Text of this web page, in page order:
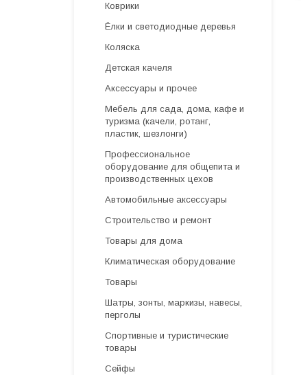
Коврики
Ёлки и светодиодные деревья
Коляска
Детская качеля
Аксессуары и прочее
Мебель для сада, дома, кафе и
туризма (качели, ротанг,
пластик, шезлонги)
Профессиональное
оборудование для общепита и
производственных цехов
Автомобильные аксессуары
Строительство и ремонт
Товары для дома
Климатическая оборудование
Товары
Шатры, зонты, маркизы, навесы,
перголы
Спортивные и туристические
товары
Сейфы